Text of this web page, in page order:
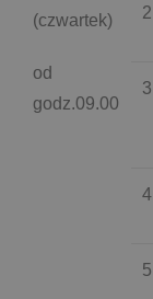
(czwartek)
od
godz.09.00
2
3
4
5